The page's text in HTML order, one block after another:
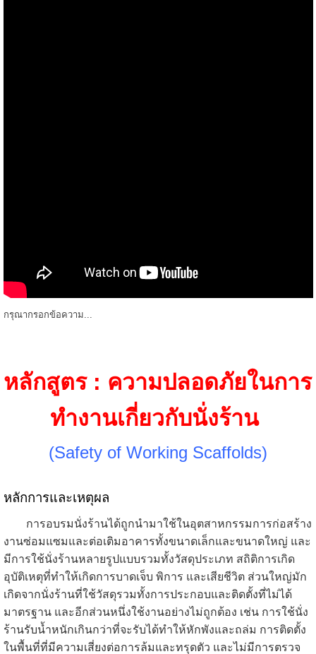
กรุณากรอกข้อความ...
หลักสูตร : ความปลอดภัยในการ
ทำงานเกี่ยวกับนั่งร้าน
(Safety of Working Scaffolds)
หลักการและเหตุผล
การอบรมนั่งร้านได้ถูกนำมาใช้ในอุตสาหกรรมการก่อสร้าง
งานซ่อมแซมและต่อเติมอาคารทั้งขนาดเล็กและขนาดใหญ่ และ
มีการใช้นั่งร้านหลายรูปแบบรวมทั้งวัสดุประเภท สถิติการเกิด
อุบัติเหตุที่ทำให้เกิดการบาดเจ็บ พิการ และเสียชีวิต ส่วนใหญ่มัก
เกิดจากนั่งร้านที่ใช้วัสดุรวมทั้งการประกอบและติดตั้งที่ไม่ได้
มาตรฐาน และอีกส่วนหนึ่งใช้งานอย่างไม่ถูกต้อง เช่น การใช้นั่ง
ร้านรับนํ้าหนักเกินกว่าที่จะรับได้ทำให้หักพังและถล่ม การติดตั้ง
ในพื้นที่ที่มีความเสี่ยงต่อการล้มและทรุดตัว และไม่มีการตรวจ